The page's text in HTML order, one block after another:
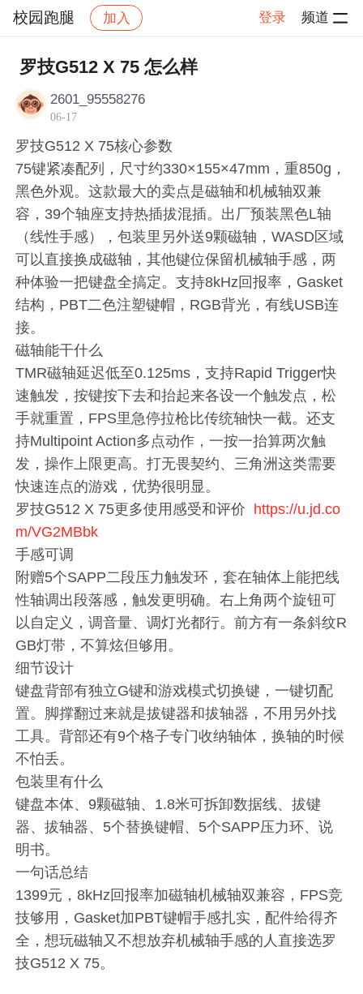
校园跑腿 加入 登录 频道
社区 校园跑腿 社区活动
罗技G512 X 75 怎么样
2601_95558276
06-17
罗技G512 X 75核心参数
75键紧凑配列，尺寸约330×155×47mm，重850g，
黑色外观。这款最大的卖点是磁轴和机械轴双兼
容，39个轴座支持热插拔混插。出厂预装黑色L轴
（线性手感），包装里另外送9颗磁轴，WASD区域
可以直接换成磁轴，其他键位保留机械轴手感，两
种体验一把键盘全搞定。支持8kHz回报率，Gasket
结构，PBT二色注塑键帽，RGB背光，有线USB连
接。
磁轴能干什么
TMR磁轴延迟低至0.125ms，支持Rapid Trigger快
速触发，按键按下去和抬起来各设一个触发点，松
手就重置，FPS里急停拉枪比传统轴快一截。还支
持Multipoint Action多点动作，一按一抬算两次触
发，操作上限更高。打无畏契约、三角洲这类需要
快速连点的游戏，优势很明显。
罗技G512 X 75更多使用感受和评价 https://u.jd.co
m/VG2MBbk
手感可调
附赠5个SAPP二段压力触发环，套在轴体上能把线
性轴调出段落感，触发更明确。右上角两个旋钮可
以自定义，调音量、调灯光都行。前方有一条斜纹R
GB灯带，不算炫但够用。
细节设计
键盘背部有独立G键和游戏模式切换键，一键切配
置。脚撑翻过来就是拔键器和拔轴器，不用另外找
工具。背部还有9个格子专门收纳轴体，换轴的时候
不怕丢。
包装里有什么
键盘本体、9颗磁轴、1.8米可拆卸数据线、拔键
器、拔轴器、5个替换键帽、5个SAPP压力环、说
明书。
一句话总结
1399元，8kHz回报率加磁轴机械轴双兼容，FPS竞
技够用，Gasket加PBT键帽手感扎实，配件给得齐
全，想玩磁轴又不想放弃机械轴手感的人直接选罗
技G512 X 75。